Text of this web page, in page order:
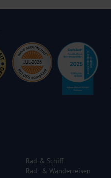
Rad & Schiff
Rad- & Wanderreisen